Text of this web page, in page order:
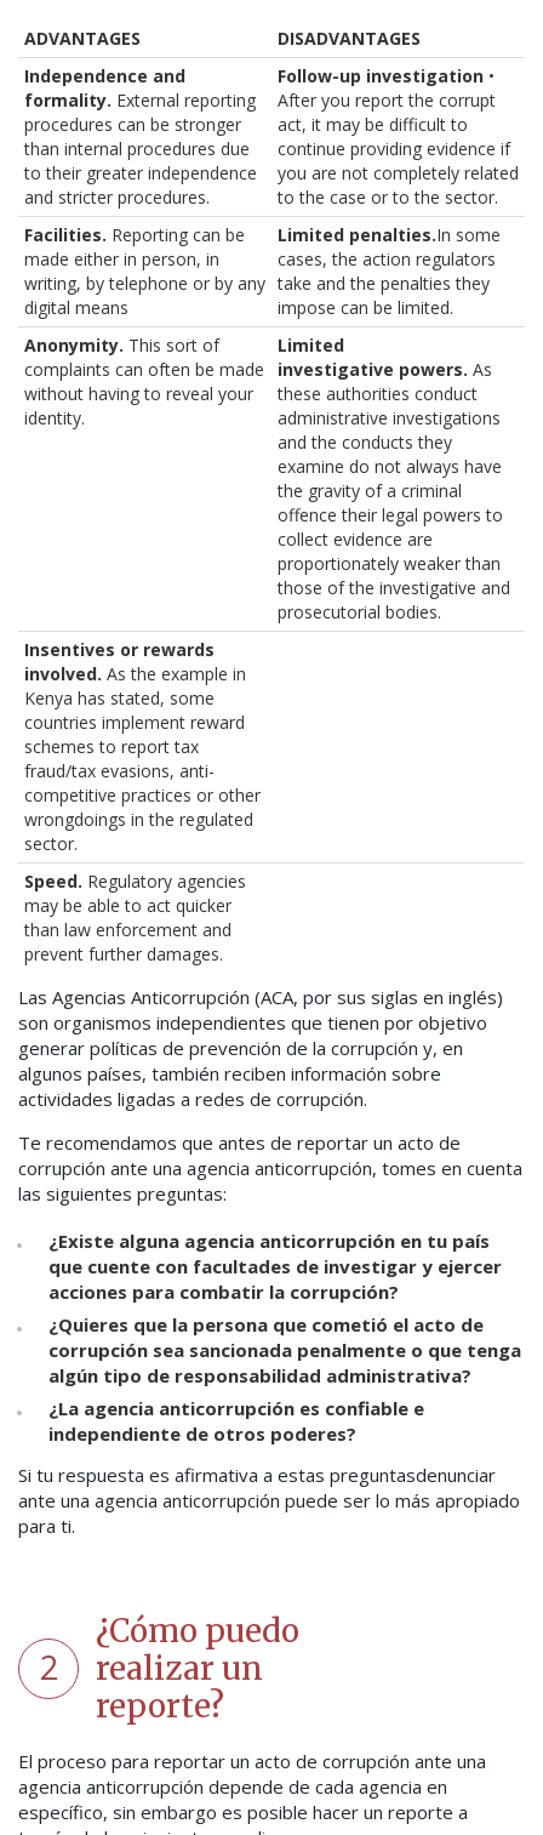
ADVANTAGES
DISADVANTAGES
Independence and
formality. External reporting
procedures can be stronger
than internal procedures due
to their greater independence
and stricter procedures.
Follow-up investigation •
After you report the corrupt
act, it may be difficult to
continue providing evidence if
you are not completely related
to the case or to the sector.
Facilities. Reporting can be
made either in person, in
writing, by telephone or by any
digital means
Limited penalties.In some
cases, the action regulators
take and the penalties they
impose can be limited.
Anonymity. This sort of
complaints can often be made
without having to reveal your
identity.
Limited
investigative powers. As
these authorities conduct
administrative investigations
and the conducts they
examine do not always have
the gravity of a criminal
offence their legal powers to
collect evidence are
proportionately weaker than
those of the investigative and
prosecutorial bodies.
Insentives or rewards
involved. As the example in
Kenya has stated, some
countries implement reward
schemes to report tax
fraud/tax evasions, anti-
competitive practices or other
wrongdoings in the regulated
sector.
Speed. Regulatory agencies
may be able to act quicker
than law enforcement and
prevent further damages.
Las Agencias Anticorrupción (ACA, por sus siglas en inglés)
son organismos independientes que tienen por objetivo
generar políticas de prevención de la corrupción y, en
algunos países, también reciben información sobre
actividades ligadas a redes de corrupción.
Te recomendamos que antes de reportar un acto de
corrupción ante una agencia anticorrupción, tomes en cuenta
las siguientes preguntas:
¿Existe alguna agencia anticorrupción en tu país
que cuente con facultades de investigar y ejercer
acciones para combatir la corrupción?
¿Quieres que la persona que cometió el acto de
corrupción sea sancionada penalmente o que tenga
algún tipo de responsabilidad administrativa?
¿La agencia anticorrupción es confiable e
independiente de otros poderes?
Si tu respuesta es afirmativa a estas preguntasdenunciar
ante una agencia anticorrupción puede ser lo más apropiado
para ti.
2
¿Cómo puedo
realizar un
reporte?
El proceso para reportar un acto de corrupción ante una
agencia anticorrupción depende de cada agencia en
específico, sin embargo es posible hacer un reporte a